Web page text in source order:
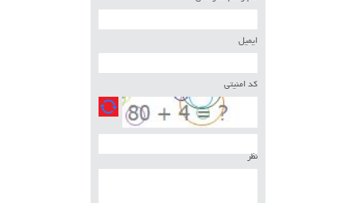
ایمیل
کد امنیتی
نظر